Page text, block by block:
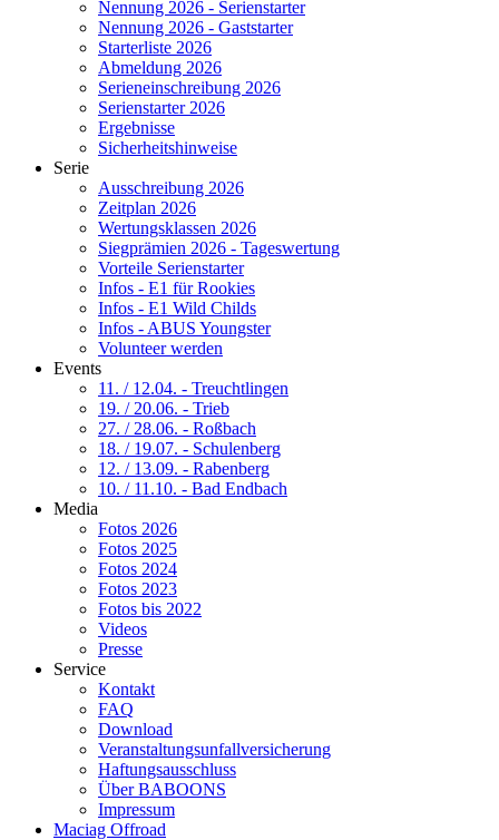
Nennung 2026 - Serienstarter
Nennung 2026 - Gaststarter
Starterliste 2026
Abmeldung 2026
Serieneinschreibung 2026
Serienstarter 2026
Ergebnisse
Sicherheitshinweise
Serie
Ausschreibung 2026
Zeitplan 2026
Wertungsklassen 2026
Siegprämien 2026 - Tageswertung
Vorteile Serienstarter
Infos - E1 für Rookies
Infos - E1 Wild Childs
Infos - ABUS Youngster
Volunteer werden
Events
11. / 12.04. - Treuchtlingen
19. / 20.06. - Trieb
27. / 28.06. - Roßbach
18. / 19.07. - Schulenberg
12. / 13.09. - Rabenberg
10. / 11.10. - Bad Endbach
Media
Fotos 2026
Fotos 2025
Fotos 2024
Fotos 2023
Fotos bis 2022
Videos
Presse
Service
Kontakt
FAQ
Download
Veranstaltungsunfallversicherung
Haftungsausschluss
Über BABOONS
Impressum
Maciag Offroad